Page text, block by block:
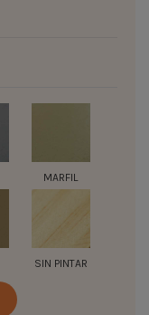
MARFIL
SIN PINTAR